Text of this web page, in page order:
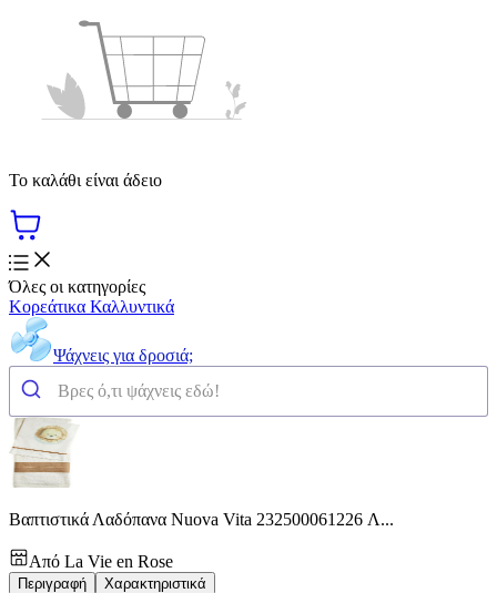
Το καλάθι είναι άδειο
Όλες οι κατηγορίες
Κορεάτικα Καλλυντικά
Ψάχνεις για δροσιά;
Βαπτιστικά Λαδόπανα Nuova Vita 232500061226 Λ...
Από La Vie en Rose
Περιγραφή Χαρακτηριστικά